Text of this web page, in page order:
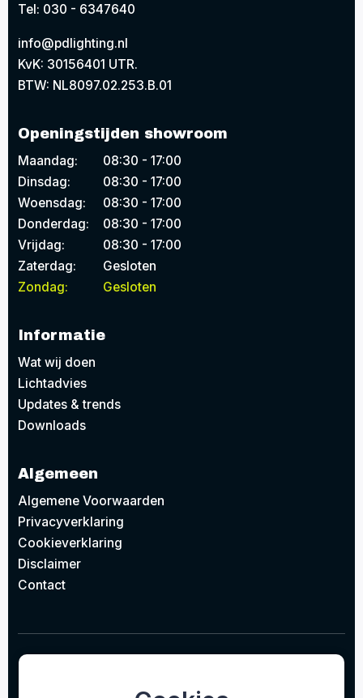
Tel: 030 - 6347640
info@pdlighting.nl
KvK: 30156401 UTR.
BTW: NL8097.02.253.B.01
Openingstijden showroom
Maandag:
08:30 - 17:00
Dinsdag:
08:30 - 17:00
Woensdag:
08:30 - 17:00
Donderdag:
08:30 - 17:00
Vrijdag:
08:30 - 17:00
Zaterdag:
Gesloten
Zondag:
Gesloten
Informatie
Wat wij doen
Lichtadvies
Updates & trends
Downloads
Algemeen
Algemene Voorwaarden
Privacyverklaring
Cookieverklaring
Disclaimer
Contact